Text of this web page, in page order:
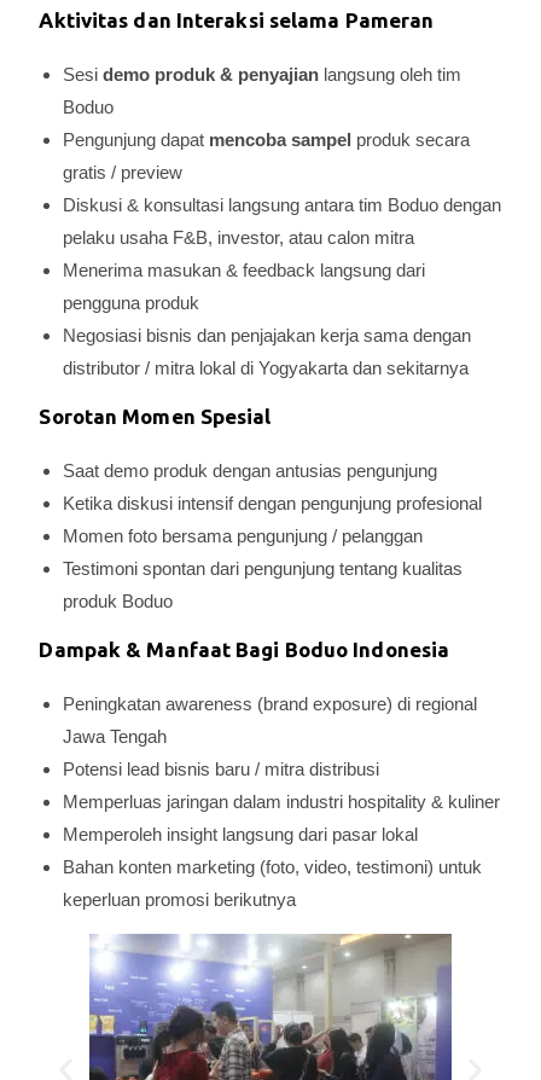
Aktivitas dan Interaksi selama Pameran
Sesidemo produk & penyajian langsung oleh tim
Boduo
Pengunjung dapat mencoba sampel produk secara
gratis / preview
Diskusi & konsultasi langsung antara tim Boduo dengan
pelaku usaha F&B, investor, atau calon mitra
Menerima masukan & feedback langsung dari
pengguna produk
Negosiasi bisnis dan penjajakan kerja sama dengan
distributor / mitra lokal di Yogyakarta dan sekitarnya
Sorotan Momen Spesial
Saat demo produk dengan antusias pengunjung
Ketika diskusi intensif dengan pengunjung profesional
Momen foto bersama pengunjung / pelanggan
Testimoni spontan dari pengunjung tentang kualitas
produk Boduo
Dampak & Manfaat Bagi Boduo Indonesia
Peningkatan awareness (brand exposure) di regional
Jawa Tengah
Potensi lead bisnis baru / mitra distribusi
Memperluas jaringan dalam industri hospitality & kuliner
Memperoleh insight langsung dari pasar lokal
Bahan konten marketing (foto, video, testimoni) untuk
keperluan promosi berikutnya